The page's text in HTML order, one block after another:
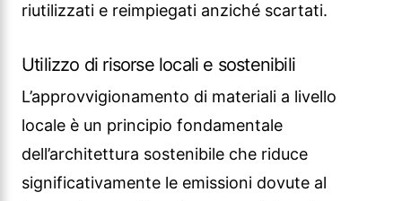
riutilizzati e reimpiegati anziché scartati.
Utilizzo di risorse locali e sostenibili
L’approvvigionamento di materiali a livello
locale è un principio fondamentale
dell’architettura sostenibile che riduce
significativamente le emissioni dovute al